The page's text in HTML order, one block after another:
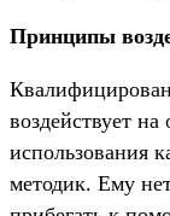
Принципы
воздействует на
использования
методик. Ему